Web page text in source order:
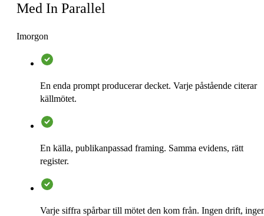
Med In Parallel
Imorgon
En enda prompt producerar decket. Varje påstående citerar
källmötet.
En källa, publikanpassad framing. Samma evidens, rätt
register.
Varje siffra spårbar till mötet den kom från. Ingen drift,